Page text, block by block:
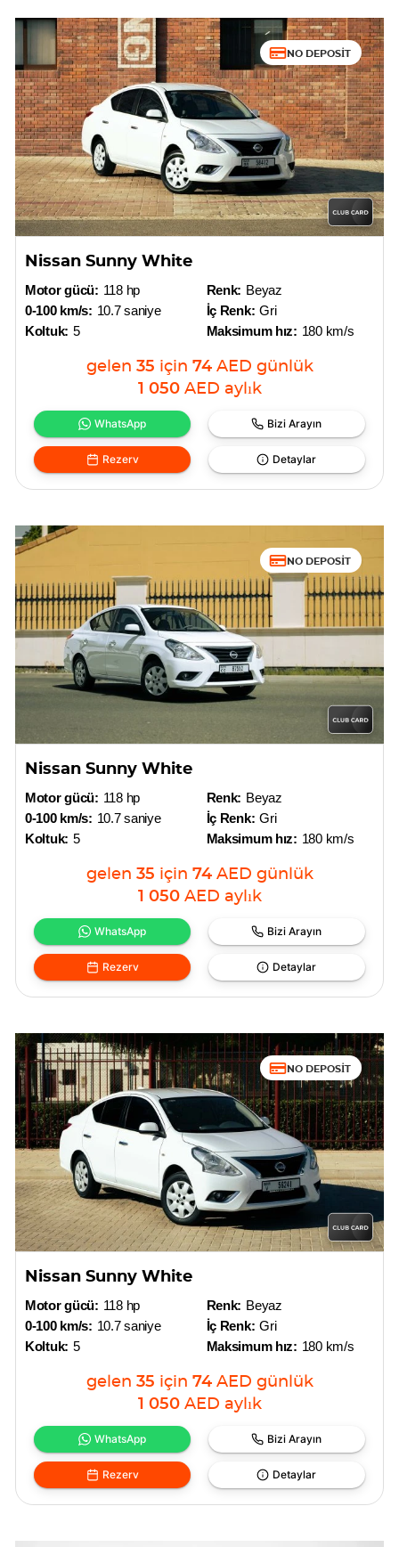
NO DEPOSIT
Nissan Sunny White
Motor gücü: 118 hp
0-100 km/s: 10.7 saniye
Koltuk: 5
Renk: Beyaz
İç Renk: Gri
Maksimum hız: 180 km/s
gelen 35 için 74 AED günlük
1 050 AED aylık
WhatsApp Bizi Arayın
Rezerv Detaylar
NO DEPOSIT
Nissan Sunny White
Motor gücü: 118 hp
0-100 km/s: 10.7 saniye
Koltuk: 5
Renk: Beyaz
İç Renk: Gri
Maksimum hız: 180 km/s
gelen 35 için 74 AED günlük
1 050 AED aylık
WhatsApp Bizi Arayın
Rezerv Detaylar
NO DEPOSIT
Nissan Sunny White
Motor gücü: 118 hp
0-100 km/s: 10.7 saniye
Koltuk: 5
Renk: Beyaz
İç Renk: Gri
Maksimum hız: 180 km/s
gelen 35 için 74 AED günlük
1 050 AED aylık
WhatsApp Bizi Arayın
Rezerv Detaylar